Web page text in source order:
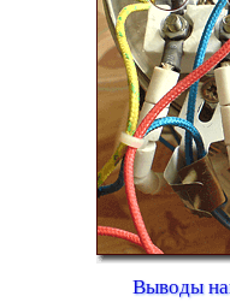
Выводы